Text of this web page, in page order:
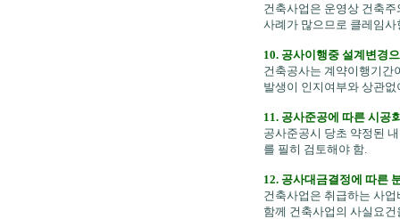
건축사업은 운영상 건축
사례가 많으므로 클레임
10. 공사이행중 설계변경
건축공사는 계약이행기간
발생이 인지여부와 상관
11. 공사준공에 따른 시공
공사준공시 당초 약정된
를 필히 검토해야 함.
12. 공사대금결정에 따른
건축사업은 취급하는 사
함께 건축사업의 사실요